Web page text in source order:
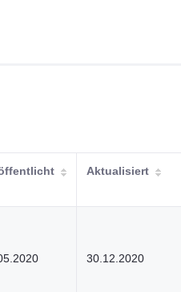
Aktualisiert
30.12.2020